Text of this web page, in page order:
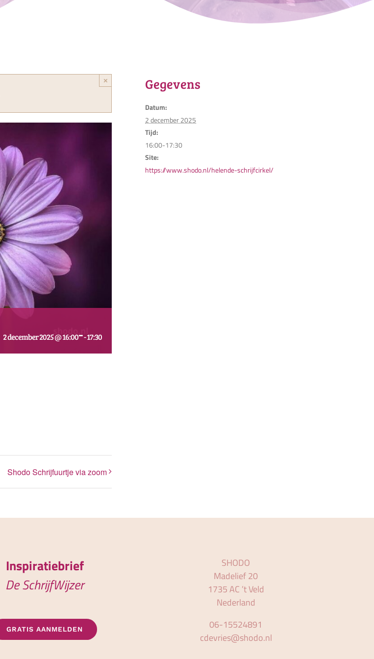
×
2 december 2025 @ 16:00- 17:30
Shodo Schrijfuurtje via zoom
Gegevens
Datum:
2 december 2025
Tijd:
16:00-17:30
Site:
https://www.shodo.nl/helende-schrijfcirkel/
Inspiratiebrief
De SchrijfWijzer
GRATIS AANMELDEN
SHODO
Madelief 20
1735 AC ’t Veld
Nederland
06-15524891
cdevries@shodo.nl